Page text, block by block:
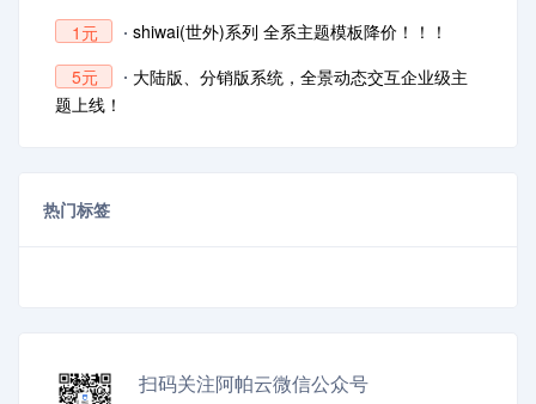
1元
shiwai(世外)系列 全系主题模板降价！！！
5元
大陆版、分销版系统，全景动态交互企业级主
题上线！
热门标签
扫码关注阿帕云微信公众号